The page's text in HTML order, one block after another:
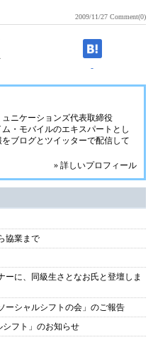
2009/11/27 Comment(0)
-
ニケーションズ代表取締役
・モバイルのエキスパートとし
ブログとツイッターで配信して
» 詳しいプロフィール
協業まで
ーに、同級生さとなお氏と登壇しま
ーシャルシフトの会」のご報告
シフト」のお知らせ